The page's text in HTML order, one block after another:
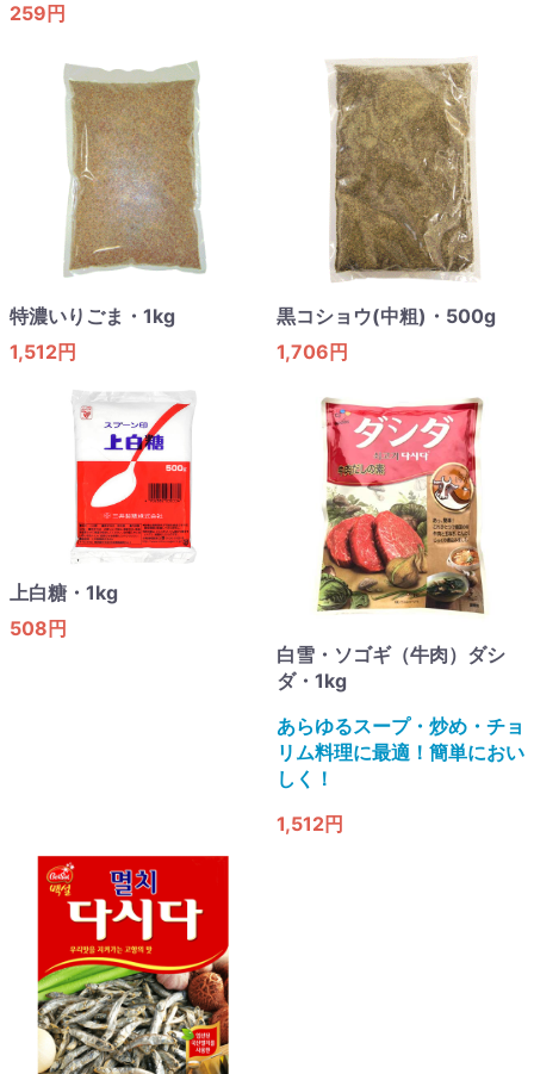
259円
特濃いりごま・1kg
1,512円
黒コショウ(中粗)・500g
1,706円
上白糖・1kg
508円
白雪・ソゴギ（牛肉）ダシ
ダ・1kg
あらゆるスープ・炒め・チョ
リム料理に最適！簡単におい
しく！
1,512円